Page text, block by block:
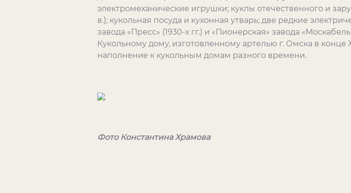
электромеханические игрушки; куклы отечественного и
в.); кукольная посуда и кухонная утварь; две редкие
завода «Пресс» (1930-х гг.) и «Пионерская» завода
Кукольному дому, изготовленному артелью г. Омска в конце
наполнение к кукольным домам разного времени.
Фото Константина Храмова